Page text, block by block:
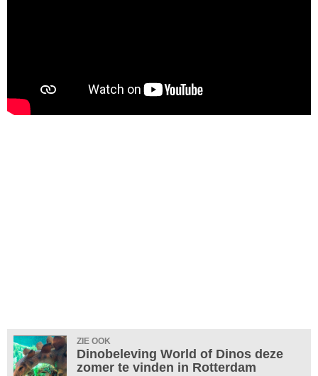
ZIE OOK
Dinobeleving World of Dinos deze
zomer te vinden in Rotterdam